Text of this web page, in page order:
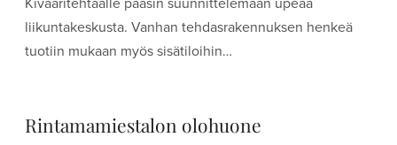
liikuntakeskusta. Vanhan tehdasrakennuksen henkeä
tuotiin mukaan myös sisätiloihin…
Rintamamiestalon olohuone